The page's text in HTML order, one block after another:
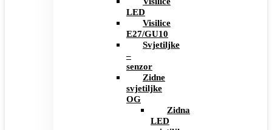
LED
Visilice
E27/GU10
Svjetiljke
–
senzor
Zidne
svjetiljke
OG
Zidna
LED